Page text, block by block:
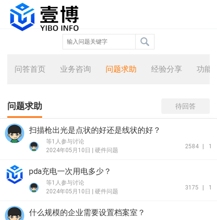
问答首页 业务咨询 问题求助 经验分享 功能
问题求助 待回答
扫描枪出光是点状的好还是线状的好？
等1人参与讨论
2024年05月10日 | 硬件问题
2584 | 1
pda充电一次用电多少？
等1人参与讨论
2024年05月10日 | 硬件问题
3175 | 1
什么规模的企业需要设置档案室？